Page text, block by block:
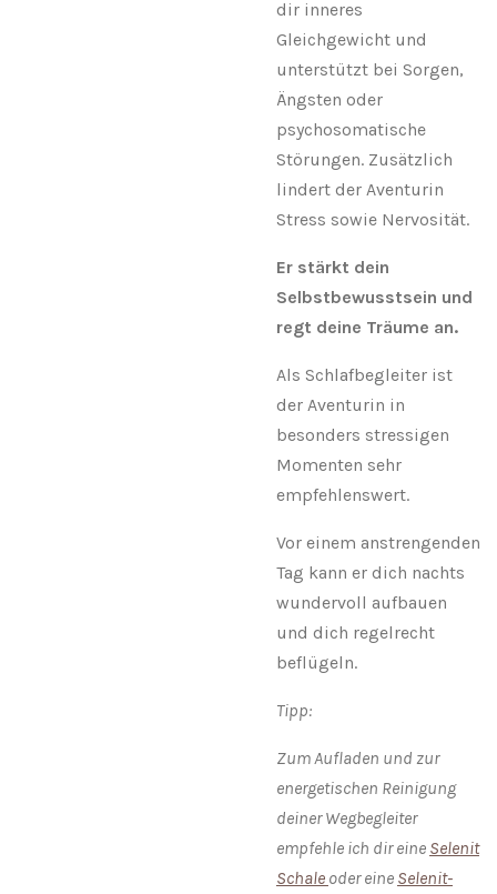
dir inneres
Gleichgewicht und
unterstützt bei Sorgen,
Ängsten oder
psychosomatische
Störungen. Zusätzlich
lindert der Aventurin
Stress sowie Nervosität.
Er stärkt dein
Selbstbewusstsein und
regt deine Träume an.
Als Schlafbegleiter ist
der Aventurin in
besonders stressigen
Momenten sehr
empfehlenswert.
Vor einem anstrengenden
Tag kann er dich nachts
wundervoll aufbauen
und dich regelrecht
beflügeln.
Tipp:
Zum Aufladen und zur
energetischen Reinigung
deiner Wegbegleiter
empfehle ich dir eine Selenit
Schale oder eine Selenit-